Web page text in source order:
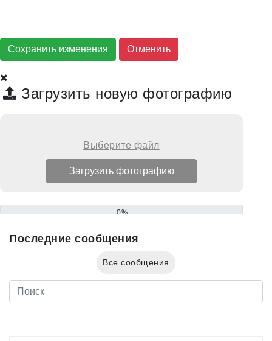
Сохранить изменения
Загрузить новую фотографию
Выберите файл
0%
Последние сообщения
Все сообщения